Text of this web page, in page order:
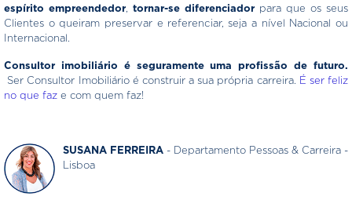
espírito empreendedor, tornar-se diferenciador para que os seus
Clientes o queiram preservar e referenciar, seja a nível Nacional ou
Internacional.
Consultor imobiliário é seguramente uma profissão de futuro.
Ser Consultor Imobiliário é construir a sua própria carreira. É ser feliz
no que faz e com quem faz!
SUSANA FERREIRA- Departamento Pessoas & Carreira -
Lisboa